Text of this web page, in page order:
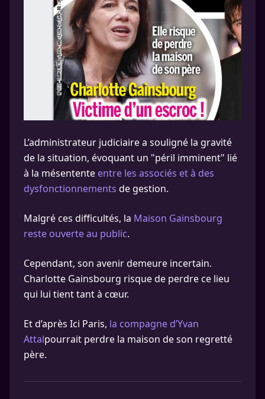
L’administrateur judiciaire a souligné la gravité
de la situation, évoquant un "péril imminent" lié
à la mésentente entre les associés et à des
dysfonctionnements de gestion.
Malgré ces difficultés, la Maison Gainsbourg
reste ouverte au public.
Cependant, son avenir demeure incertain.
Charlotte Gainsbourg risque de perdre ce lieu
qui lui tient tant à cœur.
Et d’après Ici Paris, la compagne d’Yvan
Attalpourrait perdre la maison de son regretté
père.